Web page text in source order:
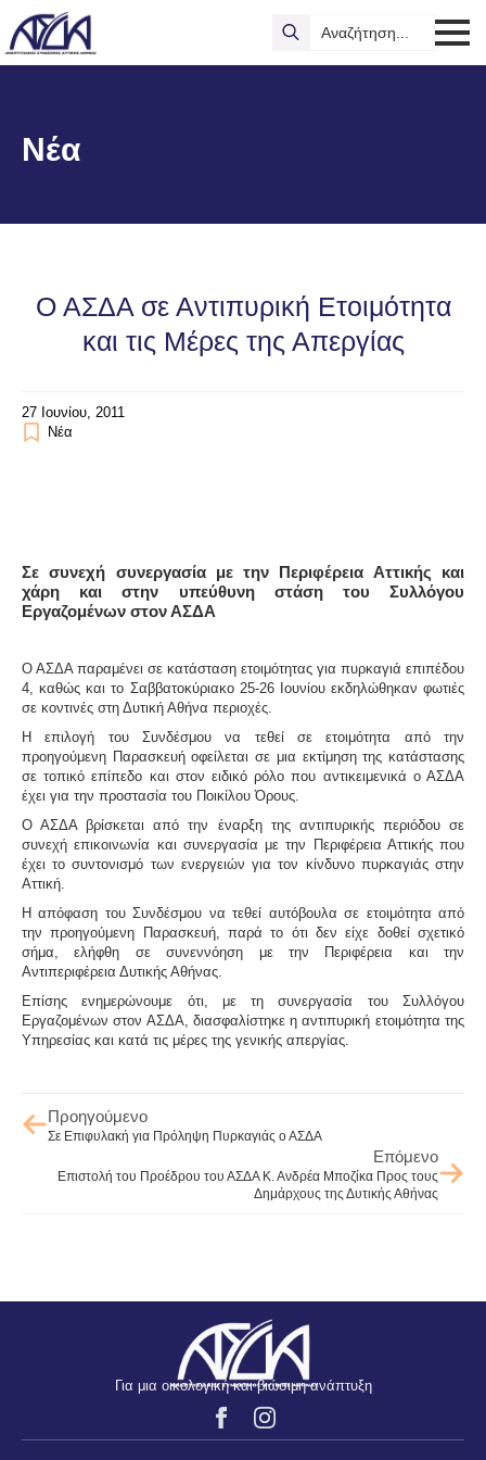
Search
Νέα
Ο ΑΣΔΑ σε Αντιπυρική Ετοιμότητα
και τις Μέρες της Απεργίας
27 Ιουνίου, 2011
Νέα
Σε συνεχή συνεργασία με την Περιφέρεια Αττικής και
χάρη και στην υπεύθυνη στάση του Συλλόγου
Εργαζομένων στον ΑΣΔΑ
Ο ΑΣΔΑ παραμένει σε κατάσταση ετοιμότητας για πυρκαγιά επιπέδου
4, καθώς και το Σαββατοκύριακο 25-26 Ιουνίου εκδηλώθηκαν φωτιές
σε κοντινές στη Δυτική Αθήνα περιοχές.
Η επιλογή του Συνδέσμου να τεθεί σε ετοιμότητα από την
προηγούμενη Παρασκευή οφείλεται σε μια εκτίμηση της κατάστασης
σε τοπικό επίπεδο και στον ειδικό ρόλο που αντικειμενικά ο ΑΣΔΑ
έχει για την προστασία του Ποικίλου Όρους.
Ο ΑΣΔΑ βρίσκεται από την έναρξη της αντιπυρικής περιόδου σε
συνεχή επικοινωνία και συνεργασία με την Περιφέρεια Αττικής που
έχει το συντονισμό των ενεργειών για τον κίνδυνο πυρκαγιάς στην
Αττική.
Η απόφαση του Συνδέσμου να τεθεί αυτόβουλα σε ετοιμότητα από
την προηγούμενη Παρασκευή, παρά το ότι δεν είχε δοθεί σχετικό
σήμα, ελήφθη σε συνεννόηση με την Περιφέρεια και την
Αντιπεριφέρεια Δυτικής Αθήνας.
Επίσης ενημερώνουμε ότι, με τη συνεργασία του Συλλόγου
Εργαζομένων στον ΑΣΔΑ, διασφαλίστηκε η αντιπυρική ετοιμότητα της
Υπηρεσίας και κατά τις μέρες της γενικής απεργίας.
Προηγούμενο
Σε Επιφυλακή για Πρόληψη Πυρκαγιάς ο ΑΣΔΑ
Επόμενο
Επιστολή του Προέδρου του ΑΣΔΑ Κ. Ανδρέα Μποζίκα Προς τους
Δημάρχους της Δυτικής Αθήνας
Για μια οικολογική και βιώσιμη ανάπτυξη